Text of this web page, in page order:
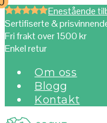
Enestående
Sertifiserte &
Fri frakt over 1500 kr
Enkel retur
Om oss
Blogg
Kontakt